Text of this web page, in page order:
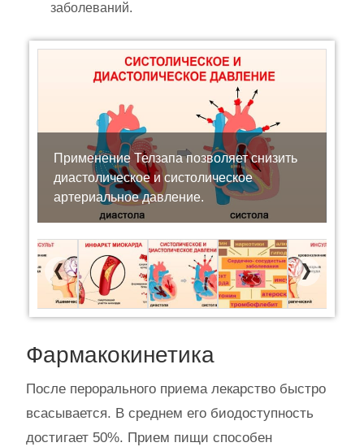
заболеваний.
Применение Телзапа позволяет снизить
диастолическое и систолическое
артериальное давление.
Previous Next
Фармакокинетика
После перорального приема лекарство быстро
всасывается. В среднем его биодоступность
достигает 50%. Прием пищи способен